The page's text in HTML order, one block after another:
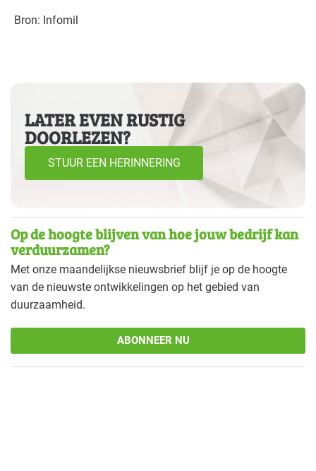
Bron: Infomil
LATER EVEN RUSTIG
DOORLEZEN?
STUUR EEN HERINNERING
Op de hoogte blijven van hoe jouw bedrijf kan
verduurzamen?
Met onze maandelijkse nieuwsbrief blijf je op de hoogte
van de nieuwste ontwikkelingen op het gebied van
duurzaamheid.
ABONNEER NU